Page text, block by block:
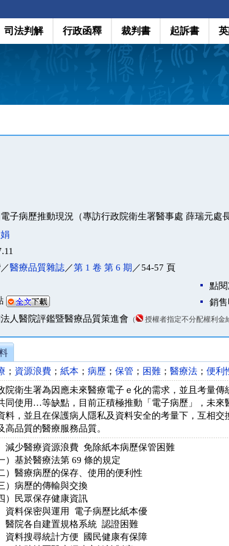
司法判解 行政函釋 裁判書 起訴書
子病歷推動現況（專訪行政院衛生署醫事處 薛瑞元處長
醫療品質雜誌／第 1 卷 第 6 期 ／54-57 頁
點閱
銷售
人醫院評鑑暨醫療品質策進會 （ 授權者指定不分配權利金
； 資源浪費 ； 紙本 ； 病歷 ； 保管 ； 困難 ； 醫療法 ； 便利
院衛生署為因應未來醫療電子ｅ化的需求，並且考量
同使用…等缺點，目前正積極推動「電子病歷」，未
料，並且在保護病人隱私及資料安全的考量下，互相
高品質的醫療服務品質。
減少醫療資源浪費 免除紙本病歷保管困難
）基於醫療法第 69 條的規定
）醫療病歷的保存、使用的便利性
）病歷的傳輸與交換
）民眾保存健康資訊
資料保密與運用 電子病歷比紙本優
醫院各自建置規格系統 認證困難
資料搜尋統計方便 國民健康有保障